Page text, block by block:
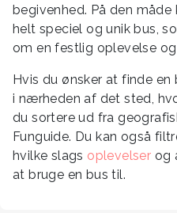
begivenhed. På den
helt speciel og unik bus,
om en festlig oplevelse
Hvis du ønsker at finde
i nærheden af det sted,
du sortere ud fra
Funguide. Du kan også
hvilke slags oplevelser og
at bruge en bus til.